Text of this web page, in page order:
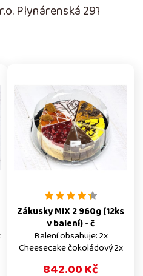
Plynárenská 291
Zákusky MIX 2 960g (12ks
v balení) - č
Balení obsahuje: 2x
Cheesecake čokoládový 2x
Cheesecake slaný karamel 2x
Špička DUO 2x Špaldový s
842.00 Kč